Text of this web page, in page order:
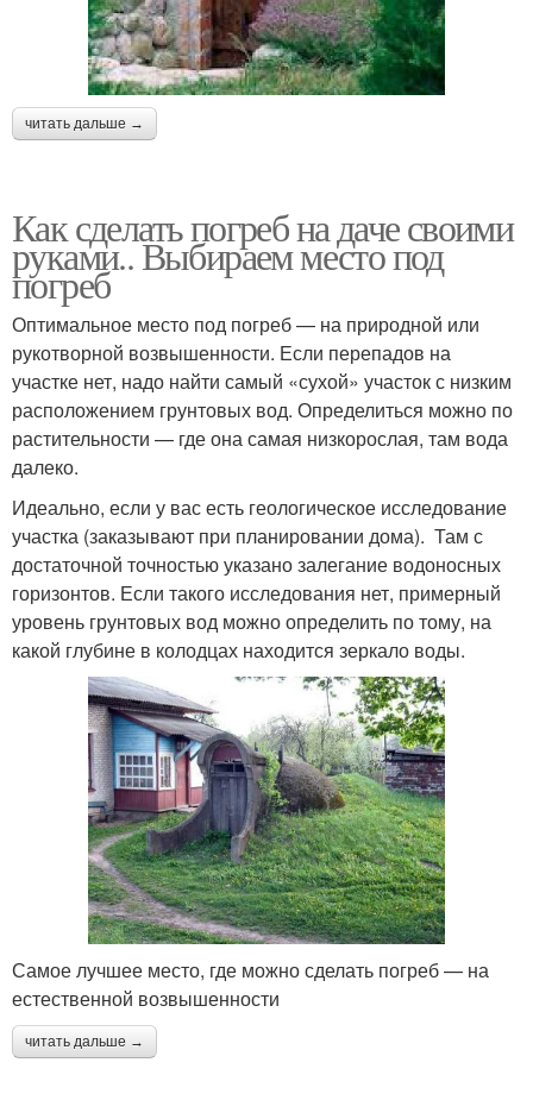
читать дальше →
Как сделать погреб на даче своими
руками.. Выбираем место под
погреб
Оптимальное место под погреб — на природной или
рукотворной возвышенности. Если перепадов на
участке нет, надо найти самый «сухой» участок с низким
расположением грунтовых вод. Определиться можно по
растительности — где она самая низкорослая, там вода
далеко.
Идеально, если у вас есть геологическое исследование
участка (заказывают при планировании дома). Там с
достаточной точностью указано залегание водоносных
горизонтов. Если такого исследования нет, примерный
уровень грунтовых вод можно определить по тому, на
какой глубине в колодцах находится зеркало воды.
Самое лучшее место, где можно сделать погреб — на
естественной возвышенности
читать дальше →